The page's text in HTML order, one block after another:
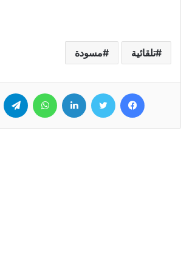
تلقائية مسودة
فيسبوك تويتر لينكدإن واتساب